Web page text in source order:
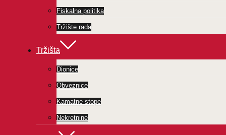
Fiskalna politika
Tržište rada
Tržišta
Dionice
Obveznice
Kamatne stope
Nekretnine